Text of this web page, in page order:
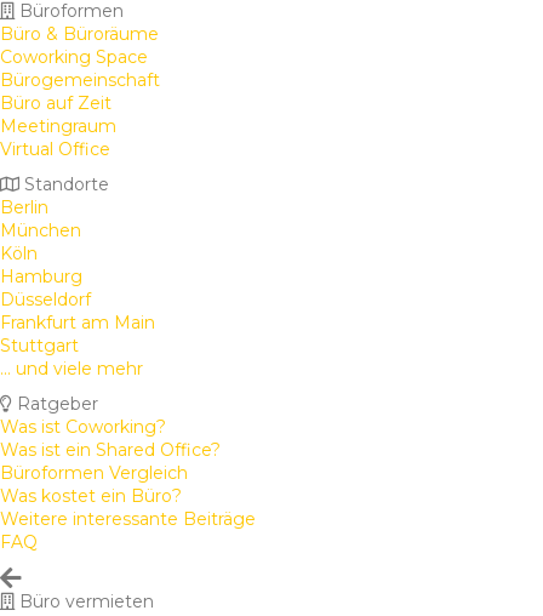
Büroformen
Büro & Büroräume
Coworking Space
Bürogemeinschaft
Büro auf Zeit
Meetingraum
Virtual Office
Standorte
Berlin
München
Köln
Hamburg
Düsseldorf
Frankfurt am Main
Stuttgart
... und viele mehr
Ratgeber
Was ist Coworking?
Was ist ein Shared Office?
Büroformen Vergleich
Was kostet ein Büro?
Weitere interessante Beiträge
FAQ
Büro vermieten